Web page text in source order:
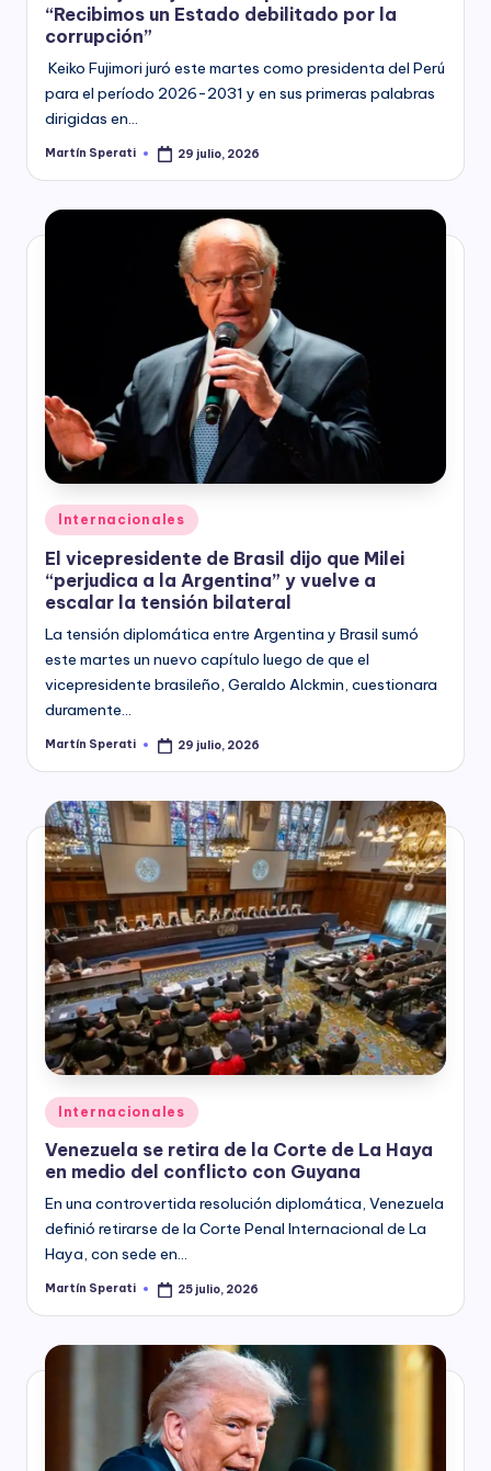
“Recibimos un Estado debilitado por la
corrupción”
Keiko Fujimori juró este martes como presidenta del Perú
para el período 2026-2031 y en sus primeras palabras
dirigidas en…
Posted
Martín Sperati 29 julio, 2026
Posted
Internacionales
El vicepresidente de Brasil dijo que Milei
“perjudica a la Argentina” y vuelve a
escalar la tensión bilateral
La tensión diplomática entre Argentina y Brasil sumó
este martes un nuevo capítulo luego de que el
vicepresidente brasileño, Geraldo Alckmin, cuestionara
duramente…
Posted
Martín Sperati 29 julio, 2026
Posted
in
Internacionales
Venezuela se retira de la Corte de La Haya
en medio del conflicto con Guyana
En una controvertida resolución diplomática, Venezuela
definió retirarse de la Corte Penal Internacional de La
Haya, con sede en…
Posted
Martín Sperati 25 julio, 2026